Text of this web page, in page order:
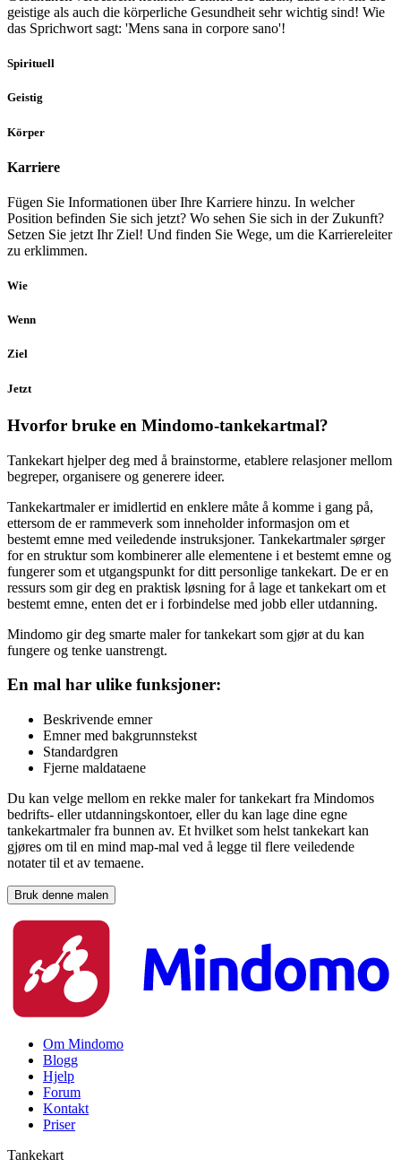
geistige als auch die körperliche Gesundheit sehr wichtig sind! Wie
das Sprichwort sagt: 'Mens sana in corpore sano'!
Spirituell
Geistig
Körper
Karriere
Fügen Sie Informationen über Ihre Karriere hinzu. In welcher
Position befinden Sie sich jetzt? Wo sehen Sie sich in der Zukunft?
Setzen Sie jetzt Ihr Ziel! Und finden Sie Wege, um die Karriereleiter
zu erklimmen.
Wie
Wenn
Ziel
Jetzt
Hvorfor bruke en Mindomo-tankekartmal?
Tankekart hjelper deg med å brainstorme, etablere relasjoner mellom
begreper, organisere og generere ideer.
Tankekartmaler er imidlertid en enklere måte å komme i gang på,
ettersom de er rammeverk som inneholder informasjon om et
bestemt emne med veiledende instruksjoner. Tankekartmaler sørger
for en struktur som kombinerer alle elementene i et bestemt emne og
fungerer som et utgangspunkt for ditt personlige tankekart. De er en
ressurs som gir deg en praktisk løsning for å lage et tankekart om et
bestemt emne, enten det er i forbindelse med jobb eller utdanning.
Mindomo gir deg smarte maler for tankekart som gjør at du kan
fungere og tenke uanstrengt.
En mal har ulike funksjoner:
Beskrivende emner
Emner med bakgrunnstekst
Standardgren
Fjerne maldataene
Du kan velge mellom en rekke maler for tankekart fra Mindomos
bedrifts- eller utdanningskontoer, eller du kan lage dine egne
tankekartmaler fra bunnen av. Et hvilket som helst tankekart kan
gjøres om til en mind map-mal ved å legge til flere veiledende
notater til et av temaene.
Bruk denne malen
Om Mindomo
Blogg
Hjelp
Forum
Kontakt
Priser
Tankekart